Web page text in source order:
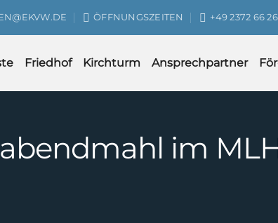
ÖFFNUNGSZEITEN +49 2372 66
Friedhof Kirchturm Ansprechpartner
im